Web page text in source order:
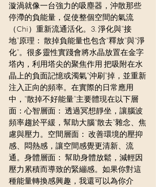
漩渦就像一台強力的吸塵器，沖散那些
停滯的負能量，促使整個空間的氣流
（Chi）重新流通活化。3. 淨化與“接
地”原理： 散掉負能量也包含“釋放”與“淨
化”。很多靈性實踐會將水晶放置在金字
塔內，利用塔尖的聚焦作用 把吸附在水
晶上的負面記憶或濁氣“沖刷”掉，並重新
注入正向的頻率。在實際的日常應用
中，“散掉不好能量”主要體現在以下層
面：心智層面： 透過冥想靜坐，讓腦波
頻率趨於平緩，幫助大腦“散去”雜念、焦
慮與壓力。空間層面： 改善環境的壓抑
感、悶熱感，讓空間感覺更清新、流
通。身體層面： 幫助身體放鬆，減輕因
壓力累積而導致的緊繃感。如果你對這
種能量轉換感興趣，我還可以為你介